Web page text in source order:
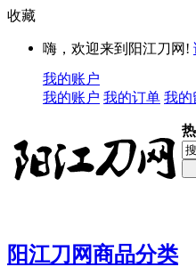
收藏
嗨，欢迎来到阳江刀网!
我的账户
我的账户 我的订单 我的
阳江刀网商品分类